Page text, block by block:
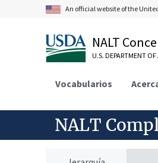
An official website of the
NALT
U.S. DEPARTMENT OF
Vocabularios
NALT
cartografía
anatomía y
anatomía animal
anatomía de la
estructuras
morfología de las
morfología de los
morfología viral
morfos